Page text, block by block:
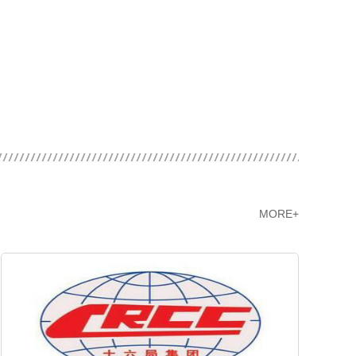
MORE+